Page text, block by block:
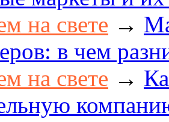
на свете →
в чем
на свете →